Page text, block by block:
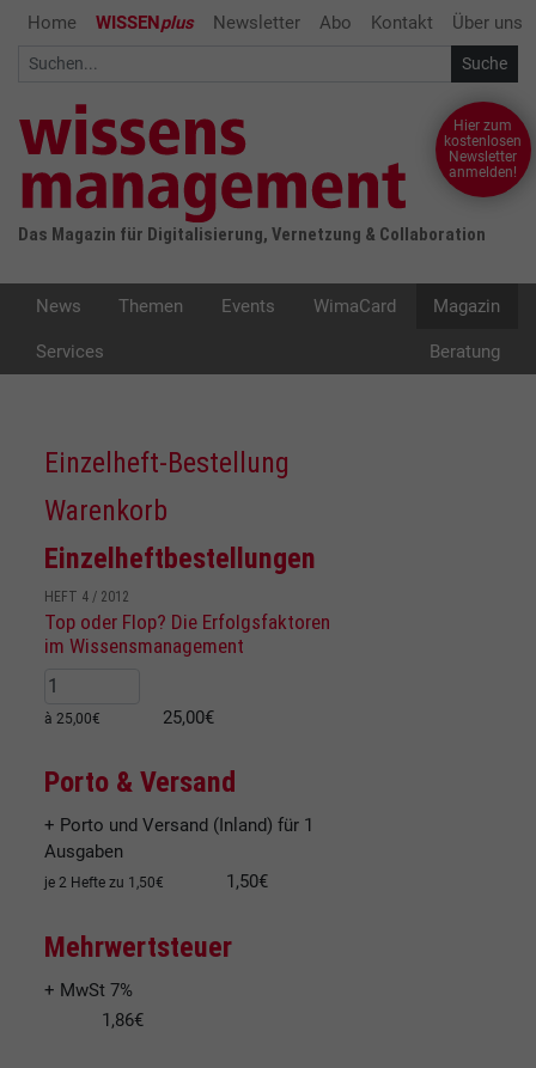
Home WISSENplus Newsletter Abo Kontakt Über uns
Das Magazin für Digitalisierung, Vernetzung & Collaboration
Hier zum
kostenlosen
Newsletter
anmelden!
News Themen Events WimaCard Magazin
Services Beratung
Einzelheft-Bestellung
Warenkorb
Einzelheftbestellungen
HEFT 4 / 2012
Top oder Flop? Die Erfolgsfaktoren
im Wissensmanagement
à 25,00€ 25,00€
Porto & Versand
+ Porto und Versand (Inland) für 1
Ausgaben
je 2 Hefte zu 1,50€ 1,50€
Mehrwertsteuer
+ MwSt 7%
1,86€